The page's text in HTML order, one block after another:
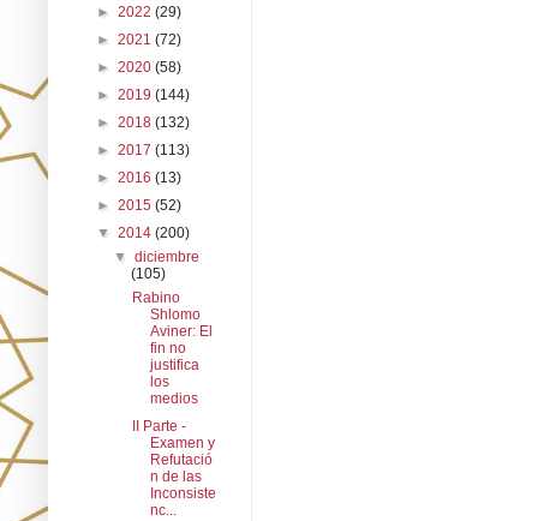
► 2022 (29)
► 2021 (72)
► 2020 (58)
► 2019 (144)
► 2018 (132)
► 2017 (113)
► 2016 (13)
► 2015 (52)
▼ 2014 (200)
▼diciembre
(105)
Rabino
Shlomo
Aviner: El
fin no
justifica
los
medios
II Parte -
Examen y
Refutació
n de las
Inconsiste
nc...